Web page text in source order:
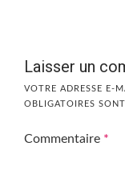
Laisser un
VOTRE ADRESSE E-
OBLIGATOIRES
Commentaire *